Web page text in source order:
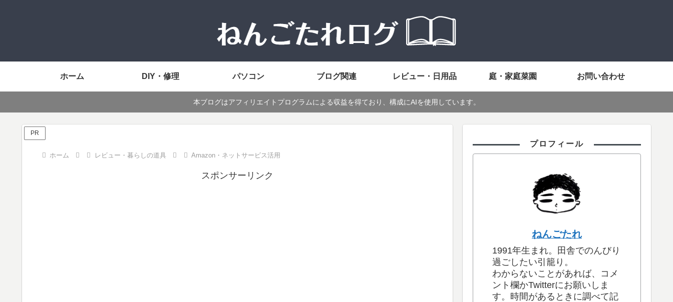
ホーム DIY・修理 パソコン ブログ関連 レビュー・日用品 庭・家庭菜園 お問い合わせ
本ブログはアフィリエイトプログラムによる収益を得ており、構成にAIを使用しています。
PR
ホーム レビュー・暮らしの道具 Amazon・ネットサービス活用
スポンサーリンク
プロフィール
ねんごたれ
1991年生まれ。田舎でのんびり
過ごしたい引籠り。
わからないことがあれば、コメ
ント欄かTwitterにお願いしま
す。時間があるときに調べて記